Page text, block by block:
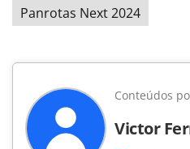
Panrotas Next 2024
Conteúdos
Victor